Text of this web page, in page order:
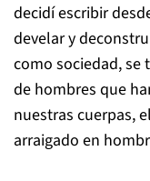
decidí escribir
develar y
como sociedad, se
de hombres que
nuestras cuerpas,
arraigado en